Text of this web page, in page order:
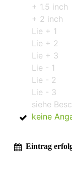
+ 1.5 inch
+ 2 inch
Lie + 1
Lie + 2
Lie + 3
Lie - 1
Lie - 2
Lie - 3
siehe
keine
Eintrag